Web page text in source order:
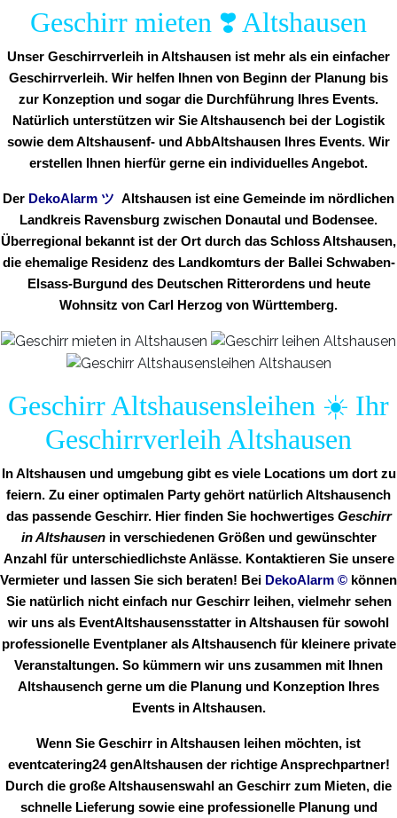
Geschirr mieten ❣️ Altshausen
Unser Geschirrverleih in Altshausen ist mehr als ein einfacher
Geschirrverleih. Wir helfen Ihnen von Beginn der Planung bis
zur Konzeption und sogar die Durchführung Ihres Events.
Natürlich unterstützen wir Sie Altshausench bei der Logistik
sowie dem Altshausenf- und AbbAltshausen Ihres Events. Wir
erstellen Ihnen hierfür gerne ein individuelles Angebot.
Der DekoAlarm ツ Altshausen ist eine Gemeinde im nördlichen
Landkreis Ravensburg zwischen Donautal und Bodensee.
Überregional bekannt ist der Ort durch das Schloss Altshausen,
die ehemalige Residenz des Landkomturs der Ballei Schwaben-
Elsass-Burgund des Deutschen Ritterordens und heute
Wohnsitz von Carl Herzog von Württemberg.
Geschirr Altshausensleihen ☀️ Ihr
Geschirrverleih Altshausen
In Altshausen und umgebung gibt es viele Locations um dort zu
feiern. Zu einer optimalen Party gehört natürlich Altshausench
das passende Geschirr. Hier finden Sie hochwertiges Geschirr
in Altshausenin verschiedenen Größen und gewünschter
Anzahl für unterschiedlichste Anlässe. Kontaktieren Sie unsere
Vermieter und lassen Sie sich beraten! Bei DekoAlarm © können
Sie natürlich nicht einfach nur Geschirr leihen, vielmehr sehen
wir uns als EventAltshausensstatter in Altshausen für sowohl
professionelle Eventplaner als Altshausench für kleinere private
Veranstaltungen. So kümmern wir uns zusammen mit Ihnen
Altshausench gerne um die Planung und Konzeption Ihres
Events in Altshausen.
Wenn Sie Geschirr in Altshausen leihen möchten, ist
eventcatering24 genAltshausen der richtige Ansprechpartner!
Durch die große Altshausenswahl an Geschirr zum Mieten, die
schnelle Lieferung sowie eine professionelle Planung und